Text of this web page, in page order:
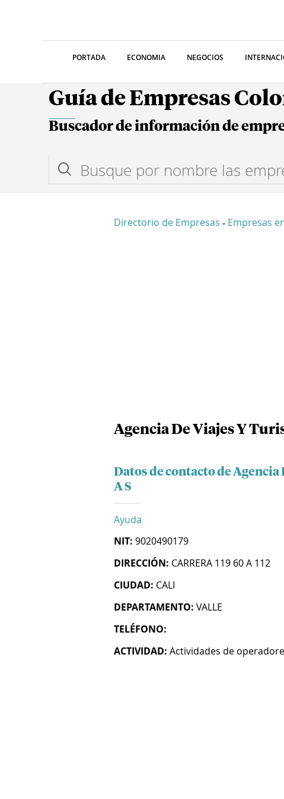
PORTADA ECONOMIA NEGOCIOS
Guía de Empresas
Buscador de información de
Directorio de Empresas - Empresas
Agencia De Viajes Y
Datos de contacto de
A S
Ayuda
NIT: 9020490179
DIRECCIÓN: CARRERA 119 60 A 112
CIUDAD: CALI
DEPARTAMENTO: VALLE
TELÉFONO:
ACTIVIDAD: Actividades de